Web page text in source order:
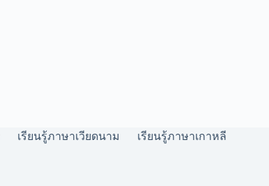
เรียนรู้ภาษาเวียดนาม เรียนรู้ภาษาเกาหลี